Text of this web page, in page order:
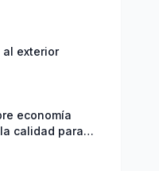
al exterior
economía
calidad para